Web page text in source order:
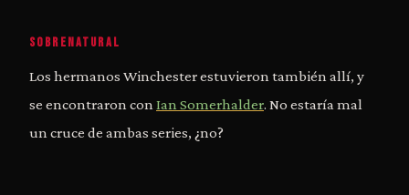
SOBRENATURAL
Los hermanos Winchester estuvieron también allí, y
se encontraron conIan Somerhalder. No estaría mal
un cruce de ambas series, ¿no?